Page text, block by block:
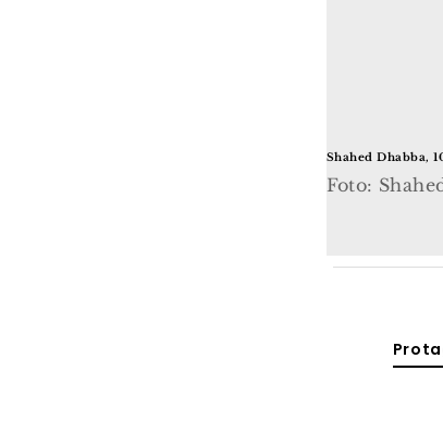
Doaa, 9 anos
Foto: